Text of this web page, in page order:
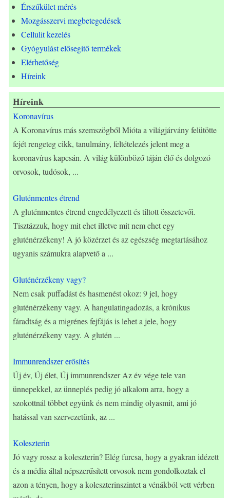
Érszűkület mérés
Mozgásszervi megbetegedések
Cellulit kezelés
Gyógyulást elősegítő termékek
Elérhetőség
Híreink
Híreink
Koronavírus
A Koronavírus más szemszögből Mióta a világjárvány felütötte
fejét rengeteg cikk, tanulmány, feltételezés jelent meg a
koronavírus kapcsán. A világ különböző táján élő és dolgozó
orvosok, tudósok, ...
Gluténmentes étrend
A gluténmentes étrend engedélyezett és tiltott összetevői.
Tisztázzuk, hogy mit ehet illetve mit nem ehet egy
gluténérzékeny! A jó közérzet és az egészség megtartásához
ugyanis számukra alapvető a ...
Gluténérzékeny vagy?
Nem csak puffadást és hasmenést okoz: 9 jel, hogy
gluténérzékeny vagy. A hangulatingadozás, a krónikus
fáradtság és a migrénes fejfájás is lehet a jele, hogy
gluténérzékeny vagy. A glutén ...
Immunrendszer erősítés
Új év, Új élet, Új immunrendszer Az év vége tele van
ünnepekkel, az ünneplés pedig jó alkalom arra, hogy a
szokottnál többet együnk és nem mindig olyasmit, ami jó
hatással van szervezetünk, az ...
Koleszterin
Jó vagy rossz a koleszterin? Elég furcsa, hogy a gyakran idézett
és a média által népszerűsített orvosok nem gondolkoztak el
azon a tényen, hogy a koleszterinszintet a vénákból vett vérben